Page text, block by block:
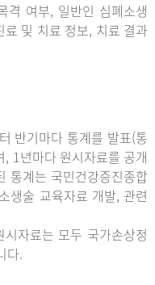
격 여부, 일반인 심폐소생
및 치료 정보, 치료 결과
반기마다 통계를 발표(통
1년마다 원시자료를 공개
통계는 국민건강증진종합
생술 교육자료 개발, 관련
자료는 모두 국가손상정
다.